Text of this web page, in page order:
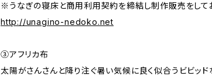
※うなぎの寝床と商用利用契約を締結し制作販売をしてお
http://unagino-nedoko.net
③アフリカ布
太陽がさんさんと降り注ぐ暑い気候に良く似合うビビッド